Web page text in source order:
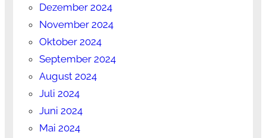
Dezember 2024
November 2024
Oktober 2024
September 2024
August 2024
Juli 2024
Juni 2024
Mai 2024